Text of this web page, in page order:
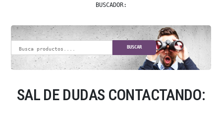
BUSCADOR:
BUSCAR
SAL DE DUDAS CONTACTANDO: